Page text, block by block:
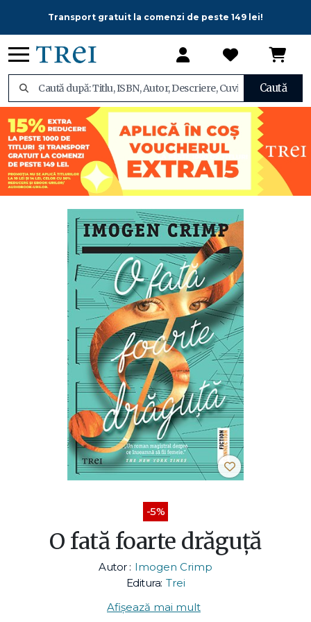
Transport gratuit la comenzi de peste 149 lei!
Caută
-5%
O fată foarte drăguță
Autor : Imogen Crimp
Editura: Trei
Afișează mai mult